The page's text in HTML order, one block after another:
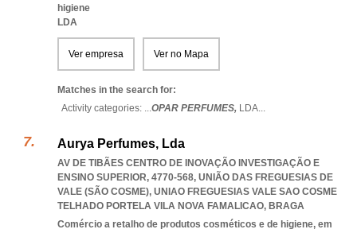
higiene
LDA
Ver empresa Ver no Mapa
Matches in the search for:
Activity categories: ...OPAR PERFUMES, LDA...
Aurya Perfumes, Lda
AV DE TIBÃES CENTRO DE INOVAÇÃO INVESTIGAÇÃO E
ENSINO SUPERIOR, 4770-568, UNIÃO DAS FREGUESIAS DE
VALE (SÃO COSME), UNIAO FREGUESIAS VALE SAO COSME
TELHADO PORTELA VILA NOVA FAMALICAO, BRAGA
Comércio a retalho de produtos cosméticos e de higiene, em